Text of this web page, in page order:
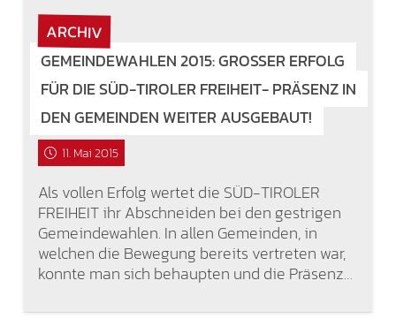
ARCHIV
GEMEINDEWAHLEN 2015: GROSSER ERFOLG F
ÜR DIE SÜD-TIROLER FREIHEIT- PRÄSENZ IN D
EN GEMEINDEN WEITER AUSGEBAUT!
11. Mai 2015
Als vollen Erfolg wertet die SÜD-TIROLER
FREIHEIT ihr Abschneiden bei den gestrigen
Gemeindewahlen. In allen Gemeinden, in
welchen die Bewegung bereits vertreten war,
konnte man sich behaupten und die Präsenz…